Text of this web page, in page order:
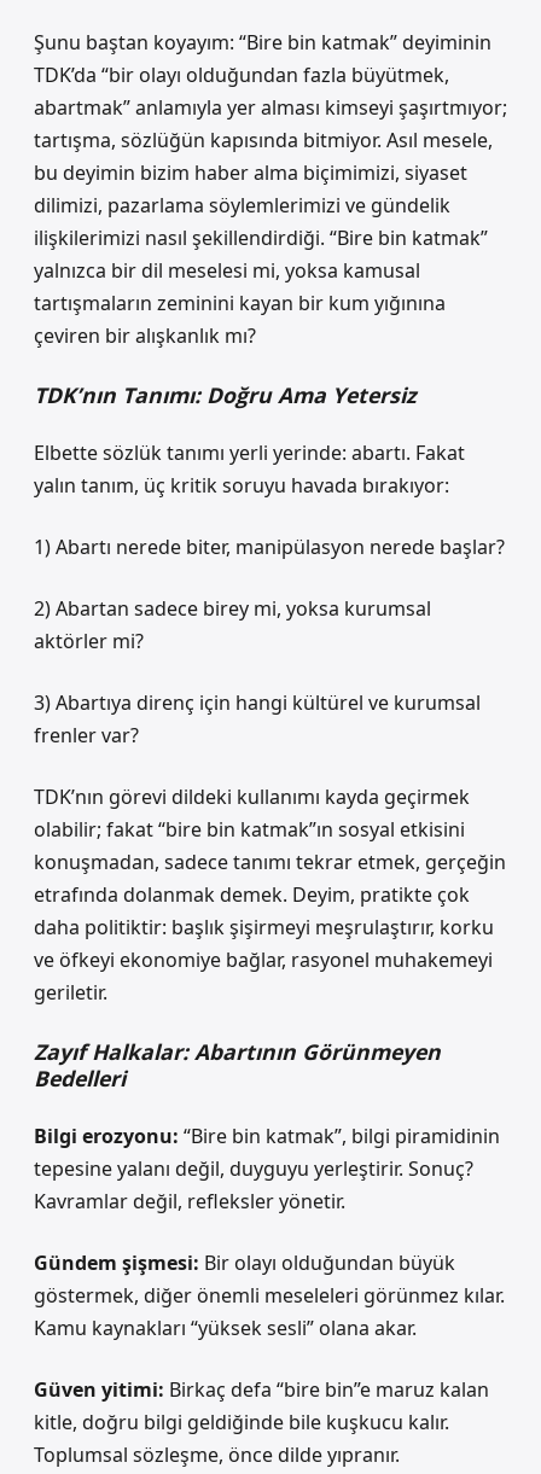
Şunu baştan koyayım: “Bire bin katmak” deyiminin
TDK’da “bir olayı olduğundan fazla büyütmek,
abartmak” anlamıyla yer alması kimseyi şaşırtmıyor;
tartışma, sözlüğün kapısında bitmiyor. Asıl mesele,
bu deyimin bizim haber alma biçimimizi, siyaset
dilimizi, pazarlama söylemlerimizi ve gündelik
ilişkilerimizi nasıl şekillendirdiği. “Bire bin katmak”
yalnızca bir dil meselesi mi, yoksa kamusal
tartışmaların zeminini kayan bir kum yığınına
çeviren bir alışkanlık mı?
TDK’nın Tanımı: Doğru Ama Yetersiz
Elbette sözlük tanımı yerli yerinde: abartı. Fakat
yalın tanım, üç kritik soruyu havada bırakıyor:
1) Abartı nerede biter, manipülasyon nerede başlar?
2) Abartan sadece birey mi, yoksa kurumsal
aktörler mi?
3) Abartıya direnç için hangi kültürel ve kurumsal
frenler var?
TDK’nın görevi dildeki kullanımı kayda geçirmek
olabilir; fakat “bire bin katmak”ın sosyal etkisini
konuşmadan, sadece tanımı tekrar etmek, gerçeğin
etrafında dolanmak demek. Deyim, pratikte çok
daha politiktir: başlık şişirmeyi meşrulaştırır, korku
ve öfkeyi ekonomiye bağlar, rasyonel muhakemeyi
geriletir.
Zayıf Halkalar: Abartının Görünmeyen
Bedelleri
Bilgi erozyonu: “Bire bin katmak”, bilgi piramidinin
tepesine yalanı değil, duyguyu yerleştirir. Sonuç?
Kavramlar değil, refleksler yönetir.
Gündem şişmesi: Bir olayı olduğundan büyük
göstermek, diğer önemli meseleleri görünmez kılar.
Kamu kaynakları “yüksek sesli” olana akar.
Güven yitimi: Birkaç defa “bire bin”e maruz kalan
kitle, doğru bilgi geldiğinde bile kuşkucu kalır.
Toplumsal sözleşme, önce dilde yıpranır.